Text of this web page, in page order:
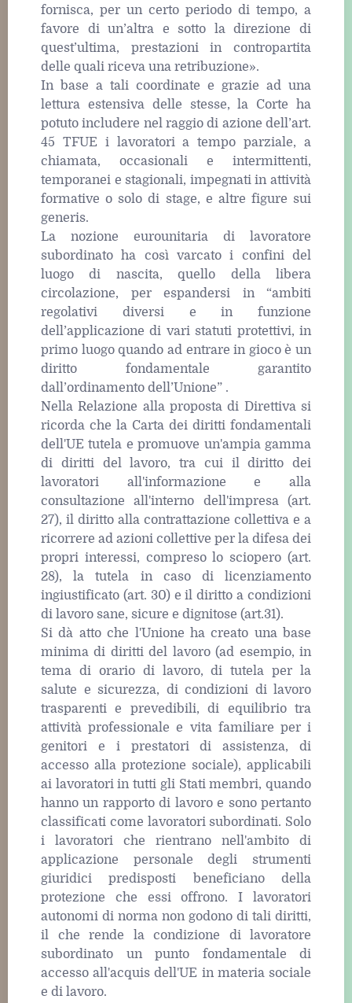
fornisca, per un certo periodo di tempo, a
favore di un’altra e sotto la direzione di
quest’ultima, prestazioni in contropartita
delle quali riceva una retribuzione».
In base a tali coordinate e grazie ad una
lettura estensiva delle stesse, la Corte ha
potuto includere nel raggio di azione dell’art.
45 TFUE i lavoratori a tempo parziale, a
chiamata, occasionali e intermittenti,
temporanei e stagionali, impegnati in attività
formative o solo di stage, e altre figure sui
generis.
La nozione eurounitaria di lavoratore
subordinato ha così varcato i confini del
luogo di nascita, quello della libera
circolazione, per espandersi in “ambiti
regolativi diversi e in funzione
dell’applicazione di vari statuti protettivi, in
primo luogo quando ad entrare in gioco è un
diritto fondamentale garantito
dall’ordinamento dell’Unione” .
Nella Relazione alla proposta di Direttiva si
ricorda che la Carta dei diritti fondamentali
dell'UE tutela e promuove un'ampia gamma
di diritti del lavoro, tra cui il diritto dei
lavoratori all'informazione e alla
consultazione all'interno dell'impresa (art.
27), il diritto alla contrattazione collettiva e a
ricorrere ad azioni collettive per la difesa dei
propri interessi, compreso lo sciopero (art.
28), la tutela in caso di licenziamento
ingiustificato (art. 30) e il diritto a condizioni
di lavoro sane, sicure e dignitose (art.31).
Si dà atto che l'Unione ha creato una base
minima di diritti del lavoro (ad esempio, in
tema di orario di lavoro, di tutela per la
salute e sicurezza, di condizioni di lavoro
trasparenti e prevedibili, di equilibrio tra
attività professionale e vita familiare per i
genitori e i prestatori di assistenza, di
accesso alla protezione sociale), applicabili
ai lavoratori in tutti gli Stati membri, quando
hanno un rapporto di lavoro e sono pertanto
classificati come lavoratori subordinati. Solo
i lavoratori che rientrano nell'ambito di
applicazione personale degli strumenti
giuridici predisposti beneficiano della
protezione che essi offrono. I lavoratori
autonomi di norma non godono di tali diritti,
il che rende la condizione di lavoratore
subordinato un punto fondamentale di
accesso all'acquis dell'UE in materia sociale
e di lavoro.